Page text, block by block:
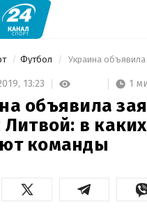
Футбол
13:23 1
объявила
Литвой: в
команды